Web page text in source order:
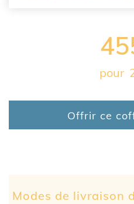
pour
Offrir ce
Modes de livraison